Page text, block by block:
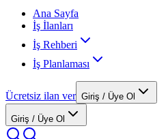
Ana Sayfa
İş İlanları
İş Rehberi
İş Planlaması
Ücretsiz ilan ver Giriş / Üye Ol
Giriş / Üye Ol